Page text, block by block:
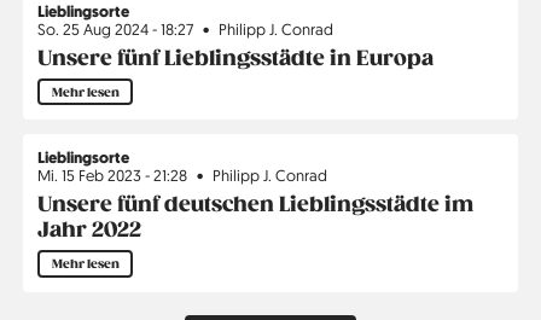
Lieblingsorte
So. 25 Aug 2024 - 18:27 Philipp J. Conrad
Unsere fünf Lieblingsstädte in Europa
Mehr lesen
Lieblingsorte
Mi. 15 Feb 2023 - 21:28 Philipp J. Conrad
Unsere fünf deutschen Lieblingsstädte im
Jahr 2022
Mehr lesen